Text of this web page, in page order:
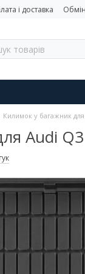
і доставка
Килимок у багажник
Audi